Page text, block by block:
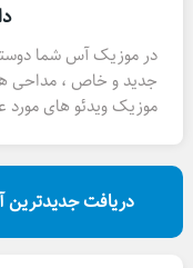
در موزیک آس شما
جدید و خاص ، مداحی
موزیک ویدئو های مورد
دریافت جدیدترین